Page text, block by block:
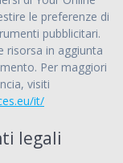
le preferenze di
pubblicitari.
risorsa in aggiunta
Per maggiori
visiti
it/
legali